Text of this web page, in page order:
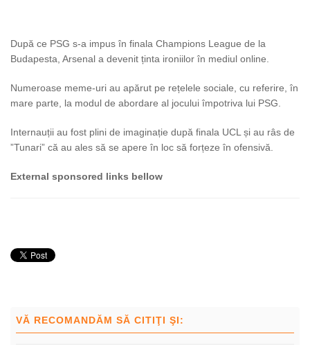
După ce PSG s-a impus în finala Champions League de la
Budapesta, Arsenal a devenit ținta ironiilor în mediul online.
Numeroase meme-uri au apărut pe rețelele sociale, cu referire, în
mare parte, la modul de abordare al jocului împotriva lui PSG.
Internauții au fost plini de imaginație după finala UCL și au râs de
”Tunari” că au ales să se apere în loc să forțeze în ofensivă.
External sponsored links bellow
VĂ RECOMANDĂM SĂ CITIŢI ŞI: